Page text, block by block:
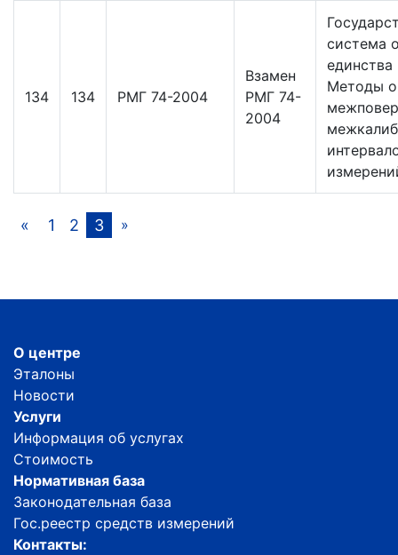
134 134 РМГ 74-2004
Взамен
РМГ 74-
2004
система
Методы
« 1 2 3 »
О центре
Эталоны
Новости
Услуги
Информация об услугах
Стоимость
Нормативная база
Законодательная база
Гос.реестр средств измерений
Контакты: